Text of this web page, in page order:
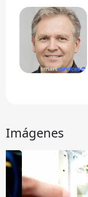
Imágenes